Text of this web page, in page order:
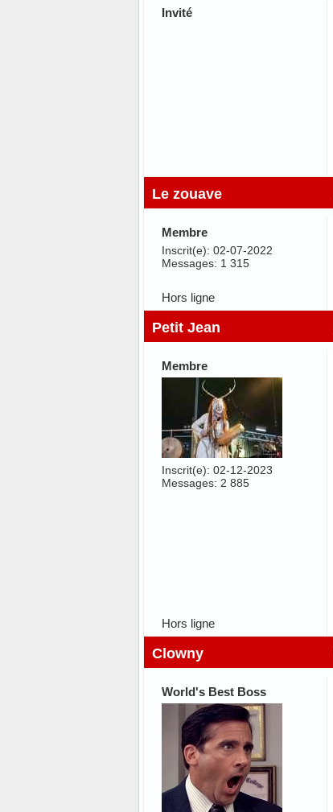
Invité
Le zouave
Membre
Inscrit(e): 02-07-2022
Messages: 1 315
Hors ligne
Petit Jean
Membre
Inscrit(e): 02-12-2023
Messages: 2 885
Hors ligne
Clowny
World's Best Boss